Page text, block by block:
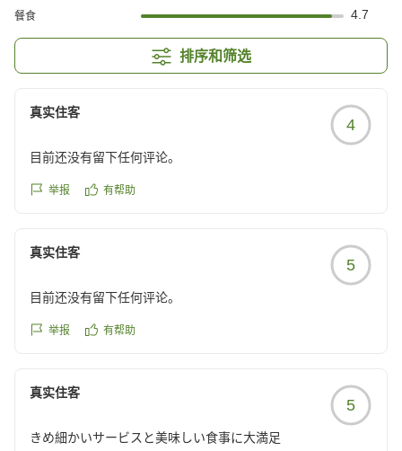
餐食 4.7
排序和筛选
真实住客
4
目前还没有留下任何评论。
举报 有帮助
真实住客
5
目前还没有留下任何评论。
举报 有帮助
真实住客
5
きめ細かいサービスと美味しい食事に大満足